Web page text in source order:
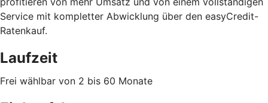
Service mit kompletter Abwicklung über den easyCredit-
Ratenkauf.
Laufzeit
Frei wählbar von 2 bis 60 Monate